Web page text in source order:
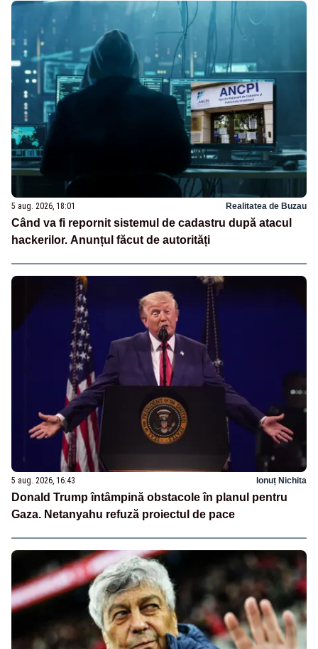
5 aug. 2026, 18:01 Realitatea de Buzau
Când va fi repornit sistemul de cadastru după atacul
hackerilor. Anunțul făcut de autorități
5 aug. 2026, 16:43 Ionuț Nichita
Donald Trump întâmpină obstacole în planul pentru
Gaza. Netanyahu refuză proiectul de pace